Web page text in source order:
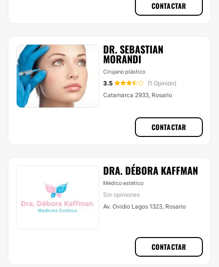
CONTACTAR
DR. SEBASTIAN
MORANDI
Cirujano plástico
3.5
(1 Opinión)
Catamarca 2933, Rosario
CONTACTAR
DRA. DÉBORA KAFFMAN
Médico estético
Sin opiniones
Av. Ovidio Lagos 1323, Rosario
CONTACTAR